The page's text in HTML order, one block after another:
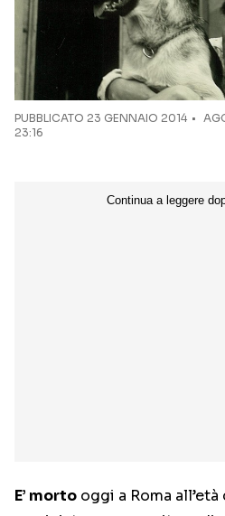
PUBBLICATO 23 GENNAIO 2014
23:16
E’ morto oggi a Roma all’età